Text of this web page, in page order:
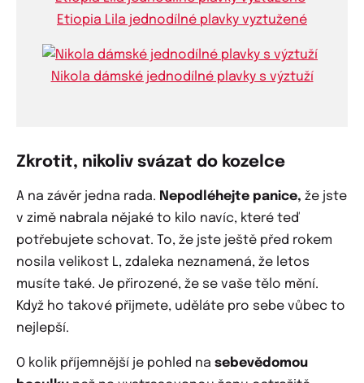
Etiopia Lila jednodílné plavky vyztužené
Nikola dámské jednodílné plavky s výztuží
Zkrotit, nikoliv svázat do kozelce
A na závěr jedna rada. Nepodléhejte panice, že jste
v zimě nabrala nějaké to kilo navíc, které teď
potřebujete schovat. To, že jste ještě před rokem
nosila velikost L, zdaleka neznamená, že letos
musíte také. Je přirozené, že se vaše tělo mění.
Když ho takové přijmete, uděláte pro sebe vůbec to
nejlepší.
O kolik příjemnější je pohled na sebevědomou